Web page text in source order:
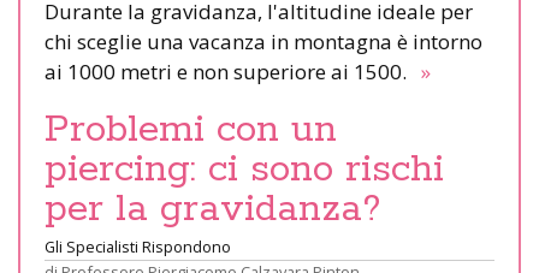
Durante la gravidanza, l'altitudine ideale per
chi sceglie una vacanza in montagna è intorno
ai 1000 metri e non superiore ai 1500. »
Problemi con un
piercing: ci sono rischi
per la gravidanza?
Gli Specialisti Rispondono